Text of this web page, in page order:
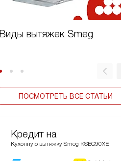
Виды вытяжек Smeg
ПОСМОТРЕТЬ ВСЕ СТАТЬИ
Кредит на
Кухонную вытяжку Smeg KSEG90XE